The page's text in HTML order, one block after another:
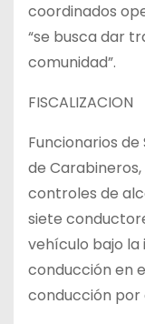
coordinados
“se busca dar
comunidad”.
FISCALIZACION
Funcionarios
de
controles de
siete
vehículo bajo
conducción en
conducción por